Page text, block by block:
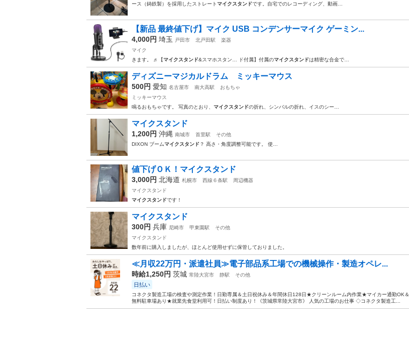
ース（鋳鉄製）を採用したストレートマイクスタンドです。自宅でのレコーディング、動画…
【新品 最終値下げ】マイク USB コンデンサーマイク ゲーミン...
4,000円 埼玉 戸田市 北戸田駅
楽器
マイク
きます。 ♬【マイクスタンド&スマホスタン… ド付属】付属のマイクスタンドは精密な合金で…
ディズニーマジカルドラム ミッキーマウス
500円 愛知 名古屋市 南大高駅
おもちゃ
ミッキーマウス
鳴るおもちゃです。 写真のとおり、 マイクスタンドの折れ、シンバルの折れ、イスのシー…
マイクスタンド
1,200円 沖縄 南城市 首里駅
その他
DIXON ブームマイクスタンド ？ 高さ・角度調整可能です。 使…
値下げＯＫ！マイクスタンド
3,000円 北海道 札幌市 西線６条駅
周辺機器
マイクスタンド
マイクスタンドです！
マイクスタンド
300円 兵庫 尼崎市 甲東園駅
その他
マイクスタンド
数年前に購入しましたが、ほとんど使用せずに保管しておりました。
≪月収22万円・派遣社員≫電子部品系工場での機械操作・製造オペレ...
時給1,250円 茨城 常陸大宮市 静駅 その他
日払い
コネクタ製造工場の検査や測定作業！日勤専属＆土日祝休み＆年間休日128日★クリーンルーム内作業★マイカー通勤OK＆
無料駐車場あり★就業先食堂利用可！日払い制度あり！《茨城県常陸大宮市》 人気の工場のお仕事 ◇コネクタ製造工...